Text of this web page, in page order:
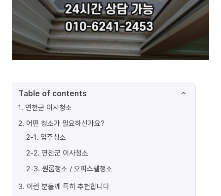
Table of contents
1. 연천군 이사청소
2. 어떤 청소가 필요하신가요?
2-1. 입주청소
2-2. 연천군 이사청소
2-3. 원룸청소 / 오피스텔청소
3. 이런 분들께 특히 추천합니다